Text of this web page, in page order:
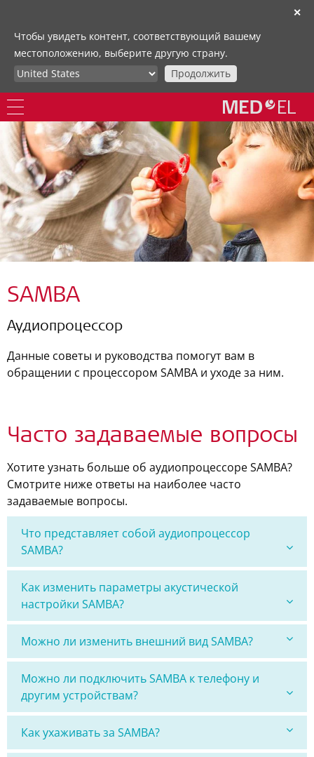
✕
Чтобы увидеть контент, соответствующий вашему
местоположению, выберите другую страну.
Продолжить
SAMBA
Аудиопроцессор
Данные советы и руководства помогут вам в
обращении с процессором SAMBA и уходе за ним.
Часто задаваемые вопросы
Хотите узнать больше об аудиопроцессоре SAMBA?
Смотрите ниже ответы на наиболее часто
задаваемые вопросы.
Что представляет собой аудиопроцессор
SAMBA?
Как изменить параметры акустической
настройки SAMBA?
Можно ли изменить внешний вид SAMBA?
Можно ли подключить SAMBA к телефону и
другим устройствам?
Как ухаживать за SAMBA?